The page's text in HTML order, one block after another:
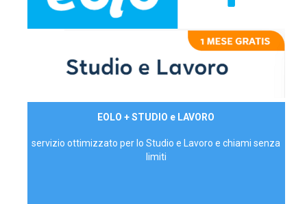
EOLO + STUDIO e LAVORO
servizio ottimizzato per lo Studio e Lavoro e chiami senza
limiti